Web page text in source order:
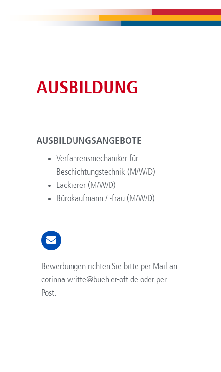
AUSBILDUNG
AUSBILDUNGSANGEBOTE
Verfahrensmechaniker für
Beschichtungstechnik (M/W/D)
Lackierer (M/W/D)
Bürokaufmann / -frau (M/W/D)
Bewerbungen richten Sie bitte per Mail an
corinna.writte@buehler-oft.de oder per
Post.